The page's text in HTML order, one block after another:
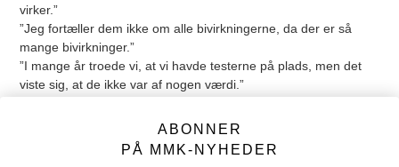
virker.”
”Jeg fortæller dem ikke om alle bivirkningerne, da der er så
mange bivirkninger.”
”I mange år troede vi, at vi havde testerne på plads, men det
viste sig, at de ikke var af nogen værdi.”
”Man skal hele tiden prøve sig frem.”
”Du kan ikke bare kurere nogen.”
ABONNER
PÅ MMK-NYHEDER